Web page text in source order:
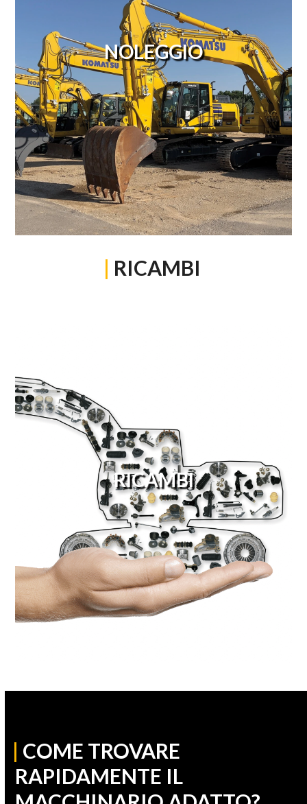
NOLEGGIO
| RICAMBI
RICAMBI
| COME TROVARE
RAPIDAMENTE IL